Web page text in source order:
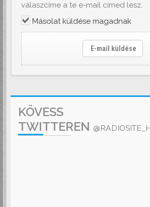
válaszcíme a te e-mail címed lesz.
Másolat küldése magadnak
E-mail küldése
KÖVESS
TWITTEREN